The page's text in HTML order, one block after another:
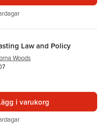
Law and Policy
Woods
i varukorg